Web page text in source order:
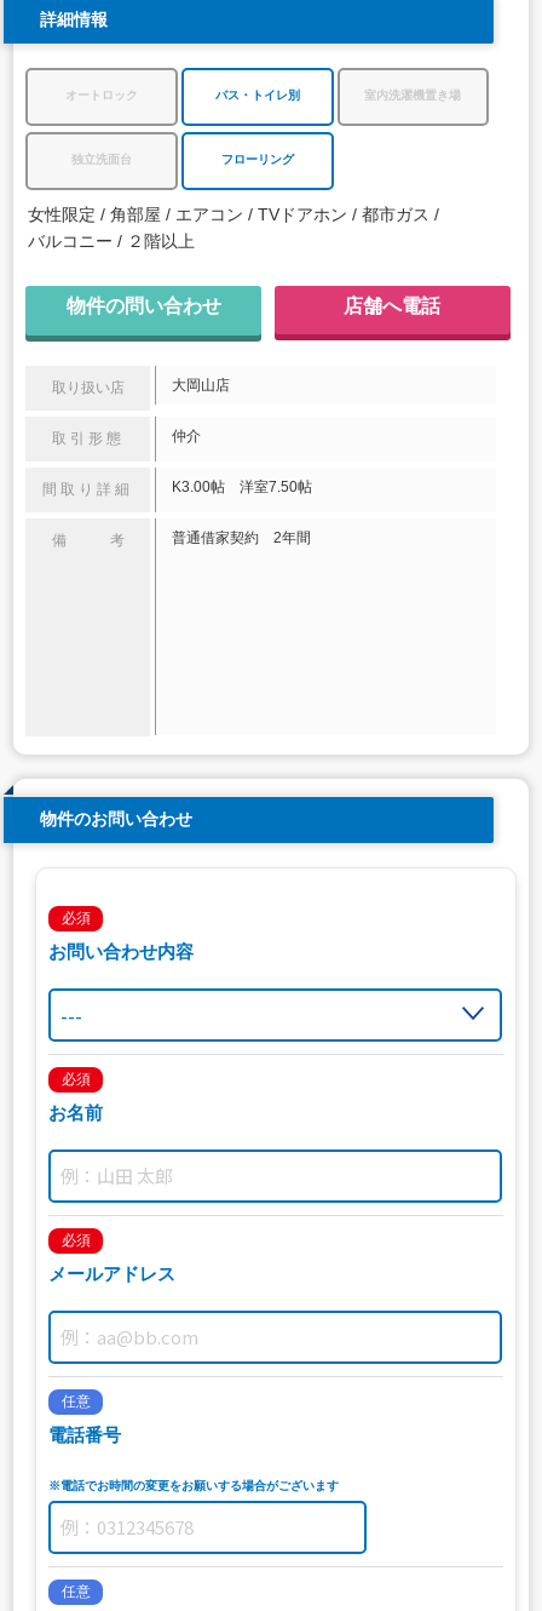
詳細情報
オートロック バス・トイレ別 室内洗濯機置き場
独立洗面台 フローリング
女性限定 角部屋 エアコン TVドアホン
都市ガス
バルコニー
２階以上
物件の問い合わせ 店舗へ電話
取り扱い店 大岡山店
取引形態 仲介
間取り詳細 K3.00帖 洋室7.50帖
備 考 普通借家契約 2年間
物件のお問い合わせ
必須
お問い合わせ内容
必須
お名前
必須
メールアドレス
任意
電話番号
※電話でお時間の変更をお願いする場合がございます
任意